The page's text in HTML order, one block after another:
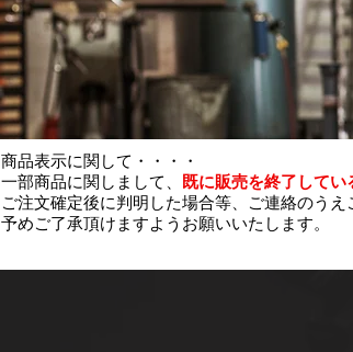
商品表示に関して・・・・
一部商品に関しまして、
既に販売を終了してい
ご注文確定後に判明した場合等、ご連絡のう
予めご了承頂けますようお願いいたします。